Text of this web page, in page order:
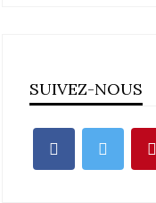
SUIVEZ-NOUS